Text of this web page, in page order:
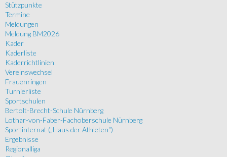
Stützpunkte
Termine
Meldungen
Meldung BM2026
Kader
Kaderliste
Kaderrichtlinien
Vereinswechsel
Frauenringen
Turnierliste
Sportschulen
Bertolt-Brecht-Schule Nürnberg
Lothar-von-Faber-Fachoberschule Nürnberg
Sportinternat („Haus der Athleten“)
Ergebnisse
Regionalliga